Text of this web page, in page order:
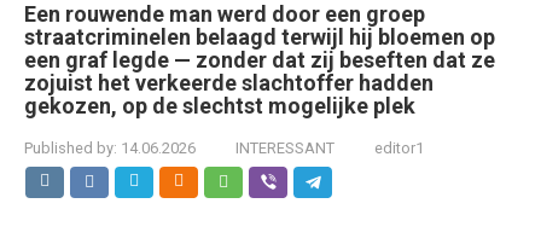
Een rouwende man werd door een groep
straatcriminelen belaagd terwijl hij bloemen op
een graf legde — zonder dat zij beseften dat ze
zojuist het verkeerde slachtoffer hadden
gekozen, op de slechtst mogelijke plek
Published by: 14.06.2026 INTERESSANT editor1